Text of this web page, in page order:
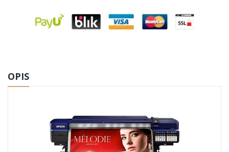
OPIS